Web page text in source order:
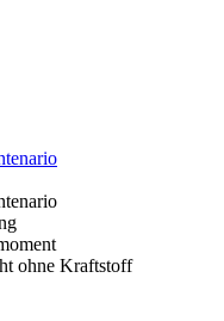
ohne Kraftstoff